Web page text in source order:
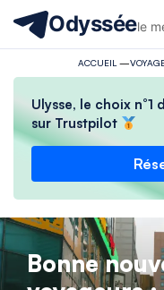
Odysséele
ACCUEIL —
Ulysse, le choix n°1
sur Trustpilot
Bonne